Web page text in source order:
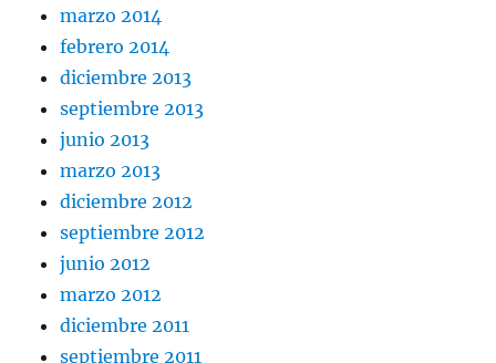
marzo 2014
febrero 2014
diciembre 2013
septiembre 2013
junio 2013
marzo 2013
diciembre 2012
septiembre 2012
junio 2012
marzo 2012
diciembre 2011
septiembre 2011